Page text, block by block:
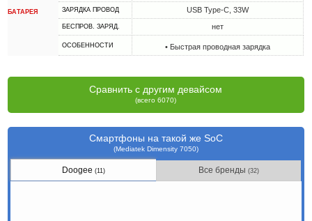
БАТАРЕЯ ЗАРЯДКА ПРОВОД USB Type-C, 33W
БЕСПРОВ. ЗАРЯД. нет
ОСОБЕННОСТИ • Быстрая проводная зарядка
Сравнить с другим девайсом
(всего 6070)
Смартфоны на такой же SoC
(Mediatek Dimensity 7050)
Doogee(11) Все бренды(32)